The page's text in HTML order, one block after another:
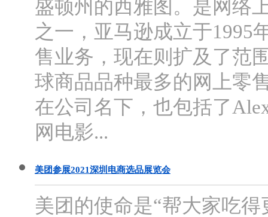
盛顿州的西雅图。是网络
之一，亚马逊成立于1995
售业务，现在则扩及了范
球商品品种最多的网上零
在公司名下，也包括了
网电影...
美团参展2021深圳电商选品展览会
美团的使命是“帮大家吃